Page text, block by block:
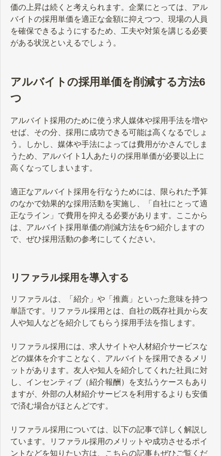
価の上昇は続くと考えられます。企業にとっては、アル
バイトの採用単価を適正な金額に抑えつつ、現場の人員
を確保できるようにするため、工夫や対策を講じる必要
がある状況といえるでしょう。
アルバイトの採用単価を削減する方法6
つ
アルバイト採用のために使う求人媒体や採用手法を増や
せば、その分、採用に成功できる可能は高くなるでしょ
う。しかし、媒体や手法によっては費用がかさんでしま
うため、アルバイト1人あたりの採用単価が必要以上に
高くなってしまいます。
適正なアルバイト採用を行なうためには、限られた予算
のなかで効果的な採用活動を実施し、「自社にとって適
正なライン」で費用を抑える必要があります。ここから
は、アルバイト採用単価の削減方法を6つ紹介しますの
で、ぜひ採用活動の参考にしてください。
リファラル採用を導入する
リファラルは、「紹介」や「推薦」といった意味を持つ
単語です。リファラル採用とは、自社の既存社員から友
人や知人などを紹介してもらう採用手法を指します。
リファラル採用には、求人サイトや人材紹介サービスな
どの媒体を介すことなく、アルバイトを採用できるメリ
ットがあります。友人や知人を紹介してくれた社員に対
し、インセンティブ（紹介報酬）を支払うケースもあり
ますが、外部の人材紹介サービスを利用するよりも安価
で済む場合がほとんどです。
リファラル採用については、以下の記事で詳しく解説し
ています。リファラル採用のメリットや成功させるポイ
ントなどを知りたい方は、こちらの記事もぜひご覧くだ